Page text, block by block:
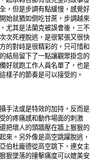
，但是步調有點緩慢，感覺好
始就猶如倒吃甘蔗，步調越來
尤其是法蘭克被誤會後，三不
次死裡脫逃，是很緊張又很快
的對峙是很精彩的，只可惜和
結局留下了一點讓觀眾掛念的
好就跑工作人員名單了，也是
樣子的節奏是可以接受的。
手法或是特效的加持，反而是
的疼痛感和動作場面的刺激
把壞人的頭牆壓在牆上狠狠的
來。另外像是高空跳躍脫逃，
伯杜龐德從高空跳下，連女主
狠墜落的撞擊痛度可以媲美安